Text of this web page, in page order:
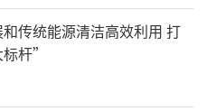
传统能源清洁高效利用 打
杆”